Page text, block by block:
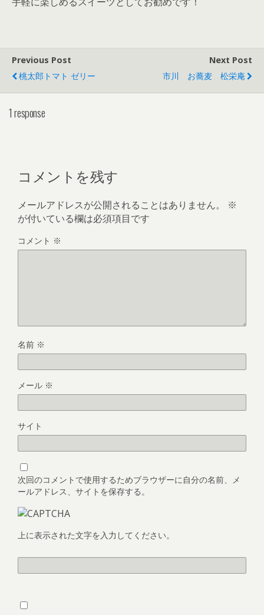
Previous Post
桃太郎トマト ゼリー
Next Post
市川 お蕎麦 松栄庵
1 response
コメントを残す
メールアドレスが公開されることはありません。
※
が付いている欄は必須項目です
コメント ※
名前 ※
メール ※
サイト
次回のコメントで使用するためブラウザーに自分の名前、メ
ールアドレス、サイトを保存する。
上に表示された文字を入力してください。